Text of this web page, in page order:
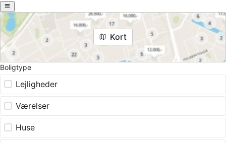
Kort
Boligtype
Lejligheder
Værelser
Huse